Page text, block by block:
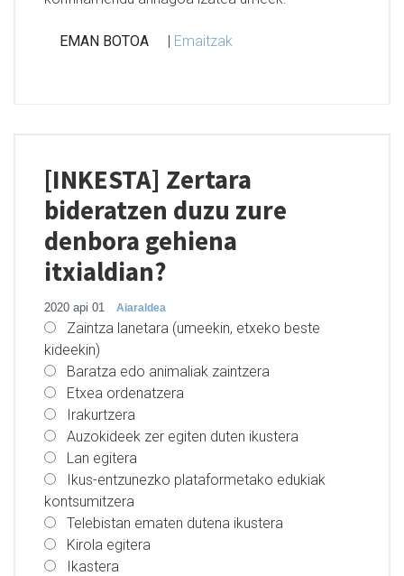
| Emaitzak
[INKESTA] Zertara
bideratzen duzu zure
denbora gehiena
itxialdian?
2020 api 01 Aiaraldea
Zaintza lanetara (umeekin, etxeko beste
kideekin)
Baratza edo animaliak zaintzera
Etxea ordenatzera
Irakurtzera
Auzokideek zer egiten duten ikustera
Lan egitera
Ikus-entzunezko plataformetako edukiak
kontsumitzera
Telebistan ematen dutena ikustera
Kirola egitera
Ikastera